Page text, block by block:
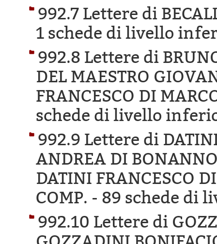
992.7 Lettere di
1 schede di livello
992.8 Lettere di
DEL MAESTRO
FRANCESCO DI
schede di livello
992.9 Lettere di
ANDREA DI
DATINI FRANCESCO
COMP. - 89 schede di
992.10 Lettere di